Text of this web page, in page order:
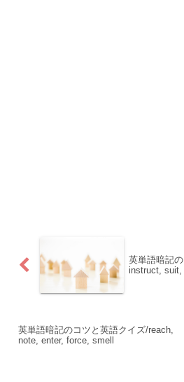
英単語暗記
instruct, suit,
英単語暗記のコツと英語クイズ/reach,
note, enter, force, smell